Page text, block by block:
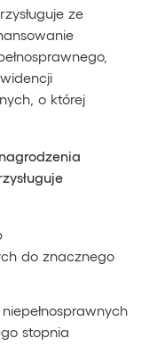
ze
o której
do znacznego
stopnia